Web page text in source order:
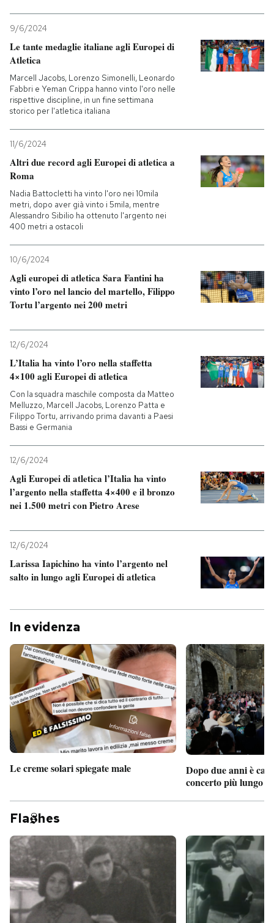
9/6/2024
Le tante medaglie italiane agli Europei di
Atletica
Marcell Jacobs, Lorenzo Simonelli, Leonardo
Fabbri e Yeman Crippa hanno vinto l'oro nelle
rispettive discipline, in un fine settimana
storico per l'atletica italiana
11/6/2024
Altri due record agli Europei di atletica a
Roma
Nadia Battocletti ha vinto l'oro nei 10mila
metri, dopo aver già vinto i 5mila, mentre
Alessandro Sibilio ha ottenuto l'argento nei
400 metri a ostacoli
10/6/2024
Agli europei di atletica Sara Fantini ha
vinto l’oro nel lancio del martello, Filippo
Tortu l’argento nei 200 metri
12/6/2024
L’Italia ha vinto l’oro nella staffetta
4×100 agli Europei di atletica
Con la squadra maschile composta da Matteo
Melluzzo, Marcell Jacobs, Lorenzo Patta e
Filippo Tortu, arrivando prima davanti a Paesi
Bassi e Germania
12/6/2024
Agli Europei di atletica l’Italia ha vinto
l’argento nella staffetta 4×400 e il bronzo
nei 1.500 metri con Pietro Arese
12/6/2024
Larissa Iapichino ha vinto l’argento nel
salto in lungo agli Europei di atletica
In evidenza
Le creme solari spiegate male
Dopo due anni è
concerto più lungo
Fla hes